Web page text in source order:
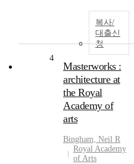
복사/
대출신
청
4
Masterworks :
architecture at
the Royal
Academy of
arts
Bingham, Neil R
Royal Academy
of Arts